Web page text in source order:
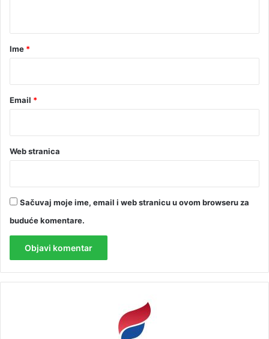
rIme *
Email *
Web stranica
Sačuvaj moje ime, email i web stranicu u ovom browseru za
buduće komentare.